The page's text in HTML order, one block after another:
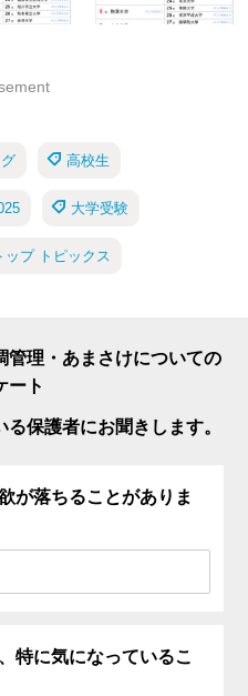
高校生
大学受験
ップ トピックス
管理・あまさけについての
ート
保護者にお聞きします。
が落ちることがありま
特に気になっているこ